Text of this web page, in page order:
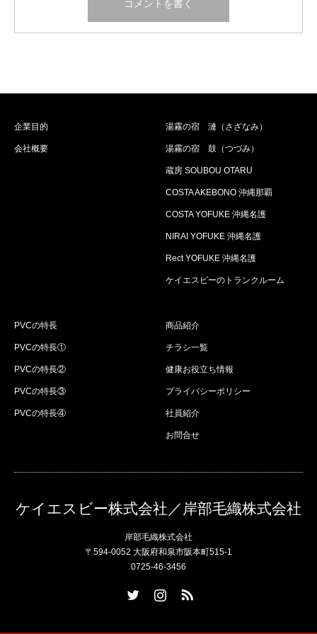
企業目的
会社概要
湯霧の宿 漣（さざなみ）
湯霧の宿 鼓（つづみ）
蔵房 SOUBOU OTARU
COSTA AKEBONO 沖縄那覇
COSTA YOFUKE 沖縄名護
NIRAI YOFUKE 沖縄名護
Rect YOFUKE 沖縄名護
ケイエスビーのトランクルーム
PVCの特長
PVCの特長①
PVCの特長②
PVCの特長③
PVCの特長④
商品紹介
チラシ一覧
健康お役立ち情報
プライバシーポリシー
社員紹介
お問合せ
ケイエスビー株式会社／岸部毛織株式会社
岸部毛織株式会社
〒594-0052 大阪府和泉市阪本町515-1
0725-46-3456